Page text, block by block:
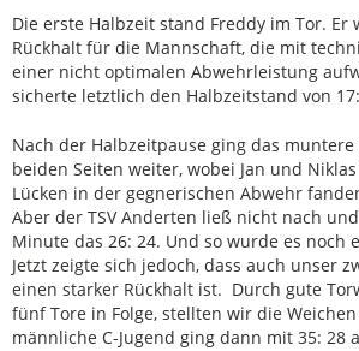
Die erste Halbzeit stand Freddy im Tor. Er
Rückhalt für die Mannschaft, die mit
einer nicht optimalen Abwehrleistung
sicherte letztlich den Halbzeitstand von
Nach der Halbzeitpause ging das
beiden Seiten weiter, wobei Jan und
Lücken in der gegnerischen Abwehr
Aber der TSV Anderten ließ nicht nach
Minute das 26: 24. Und so wurde es noch
Jetzt zeigte sich jedoch, dass auch unser
einen starker Rückhalt ist. Durch gute
fünf Tore in Folge, stellten wir die Weichen
männliche C-Jugend ging dann mit 35: 28